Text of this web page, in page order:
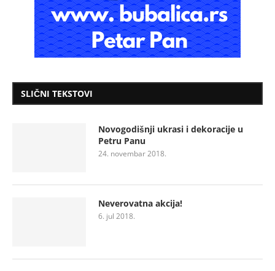
SLIČNI TEKSTOVI
Novogodišnji ukrasi i dekoracije u
Petru Panu
24. novembar 2018.
Neverovatna akcija!
6. jul 2018.